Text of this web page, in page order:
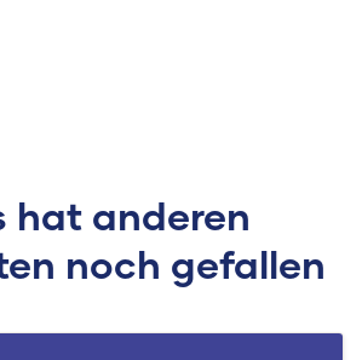
hat anderen
noch gefallen